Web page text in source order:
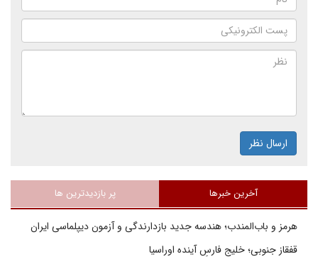
ارسال نظر
آخرین خبرها پر بازدیدترین ها
هرمز و باب‌المندب؛ هندسه جدید بازدارندگی و آزمون دیپلماسی ایران
قفقاز جنوبی؛ خلیج فارسِ آینده اوراسیا